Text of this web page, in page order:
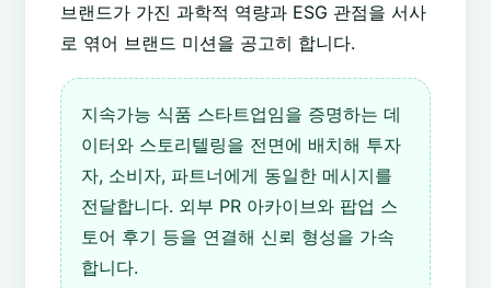
브랜드가 가진 과학적 역량과 ESG 관점을 서사
로 엮어 브랜드 미션을 공고히 합니다.
지속가능 식품 스타트업임을 증명하는 데
이터와 스토리텔링을 전면에 배치해 투자
자, 소비자, 파트너에게 동일한 메시지를
전달합니다. 외부 PR 아카이브와 팝업 스
토어 후기 등을 연결해 신뢰 형성을 가속
합니다.